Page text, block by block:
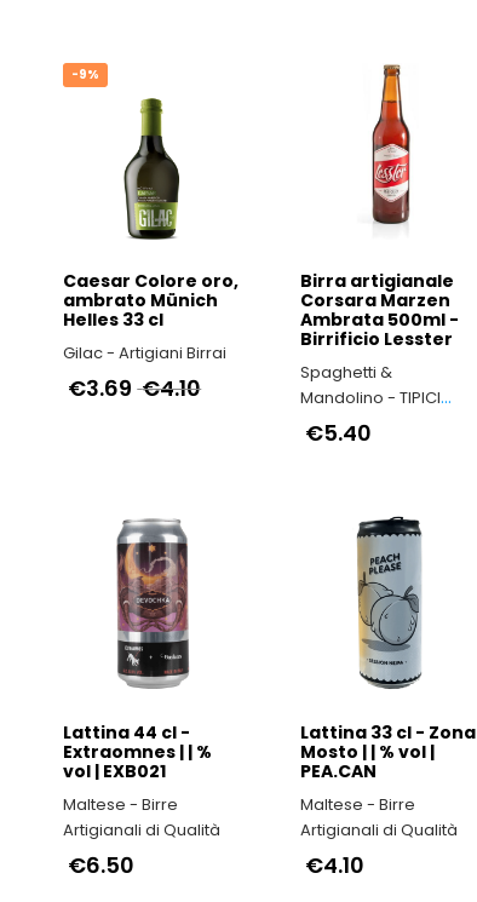
-9%
Caesar Colore oro,
ambrato Münich
Helles 33 cl
Gilac - Artigiani Birrai
€4.10
€3.69
Birra artigianale
Corsara Marzen
Ambrata 500ml -
Birrificio Lesster
Spaghetti &
Mandolino - TIPICI
ITALIANI
€5.40
Lattina 44 cl -
Extraomnes | | %
vol | EXB021
Maltese - Birre
Artigianali di Qualità
€6.50
Lattina 33 cl - Zona
Mosto | | % vol |
PEA.CAN
Maltese - Birre
Artigianali di Qualità
€4.10